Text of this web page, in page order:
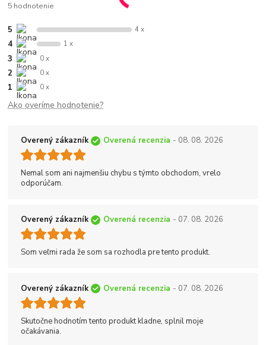
5 hodnotenie
5 4 x
4 1 x
3 0 x
2 0 x
1 0 x
Ako overíme hodnotenie?
Overený zákazník Overená recenzia - 08. 08. 2026
Nemal som ani najmenšiu chybu s týmto obchodom, vrelo
odporúčam.
Overený zákazník Overená recenzia - 07. 08. 2026
Som veľmi rada že som sa rozhodla pre tento produkt.
Overený zákazník Overená recenzia - 07. 08. 2026
Skutočne hodnotím tento produkt kladne, splnil moje
očakávania.